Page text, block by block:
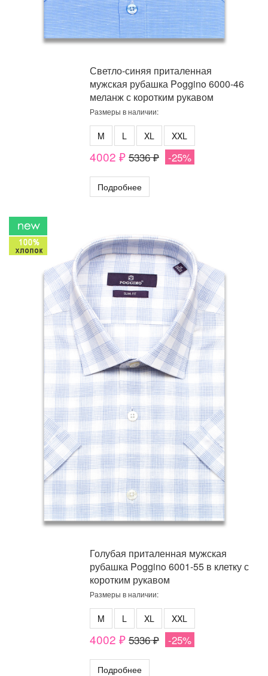
Светло-синяя приталенная
мужская рубашка Poggino 6000-46
меланж с коротким рукавом
Размеры в наличии:
M L XL XXL
4002 ₽ 5336 ₽ -25%
Подробнее
Голубая приталенная мужская
рубашка Poggino 6001-55 в клетку с
коротким рукавом
Размеры в наличии:
M L XL XXL
4002 ₽ 5336 ₽ -25%
Подробнее